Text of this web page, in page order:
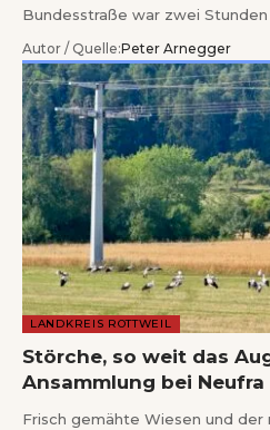
Bundesstraße war zwei
Autor / Quelle:Peter Arnegger
LANDKREIS ROTTWEIL
Störche, so weit das
Ansammlung bei Neufra
Frisch gemähte Wiesen und der